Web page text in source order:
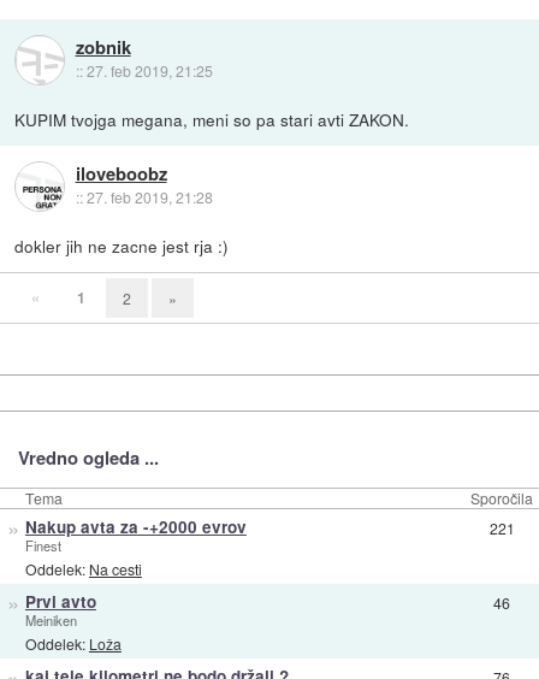
zobnik
::27. feb 2019, 21:25
KUPIM tvojga megana, meni so pa stari avti ZAKON.
iloveboobz
::27. feb 2019, 21:28
dokler jih ne zacne jest rja :)
« 1 2 »
Vredno ogleda ...
Tema Sporočila
» Nakup avta za -+2000 evrov
Finest
Oddelek: Na cesti
221
» Prvi avto
Meiniken
Oddelek: Loža
46